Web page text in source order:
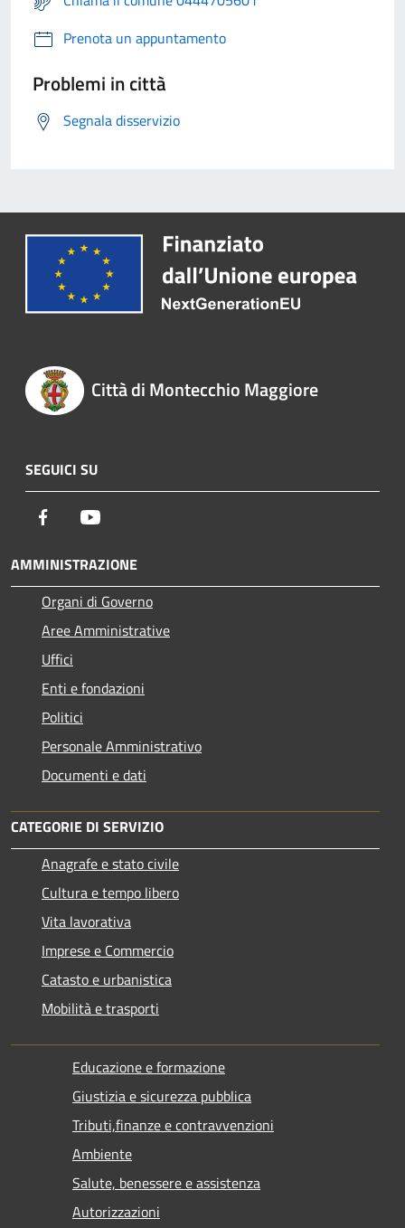
Prenota un appuntamento
Problemi in città
Segnala disservizio
Città di Montecchio Maggiore
SEGUICI SU
Facebook
AMMINISTRAZIONE
Organi di Governo
Aree Amministrative
Uffici
Enti e fondazioni
Politici
Personale Amministrativo
Documenti e dati
CATEGORIE DI SERVIZIO
Anagrafe e stato civile
Cultura e tempo libero
Vita lavorativa
Imprese e Commercio
Catasto e urbanistica
Mobilità e trasporti
Educazione e formazione
Giustizia e sicurezza pubblica
Tributi,finanze e contravvenzioni
Ambiente
Salute, benessere e assistenza
Autorizzazioni